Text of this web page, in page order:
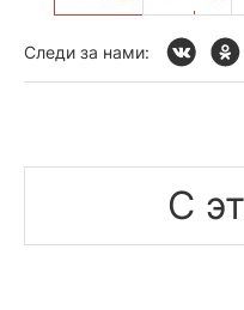
Следи за нами:
С